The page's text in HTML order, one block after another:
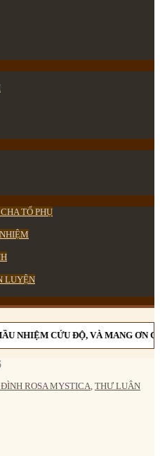
TỔ PHỤ
LUYỆN
CỨU ĐỘ, VÀ MANG ƠN
ROSA MYSTICA THƯ LUÂN